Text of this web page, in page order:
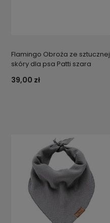
Flamingo Obroża ze sztucznej
skóry dla psa Patti szara
39,00 zł